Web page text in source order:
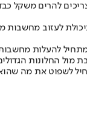
להרים משקל
לעזוב מחשבות
להעלות מחשבות
החלונות
לשפוט את מה